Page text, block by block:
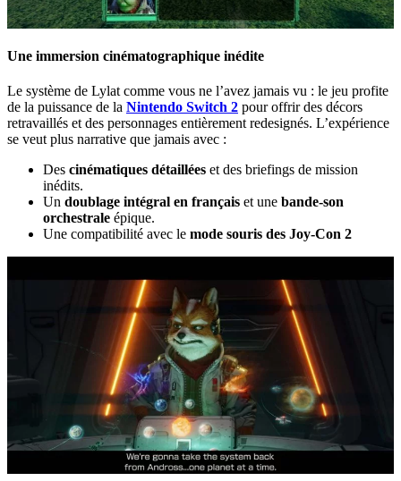
Une immersion cinématographique inédite
Le système de Lylat comme vous ne l’avez jamais vu : le jeu profite
de la puissance de la Nintendo Switch 2 pour offrir des décors
retravaillés et des personnages entièrement redesignés. L’expérience
se veut plus narrative que jamais avec :
Des cinématiques détaillées et des briefings de mission
inédits.
Un doublage intégral en français et une bande-son
orchestrale épique.
Une compatibilité avec le mode souris des Joy-Con 2